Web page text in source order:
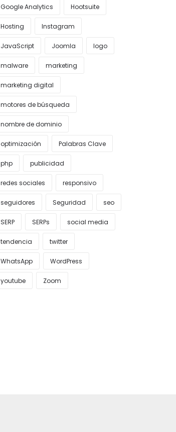
Google Analytics Hootsuite
Hosting Instagram
JavaScript Joomla logo
malware marketing
marketing digital
motores de búsqueda
nombre de dominio
optimización Palabras Clave
php publicidad
redes sociales responsivo
seguidores Seguridad seo
SERP SERPs social media
tendencia twitter
WhatsApp WordPress
youtube Zoom